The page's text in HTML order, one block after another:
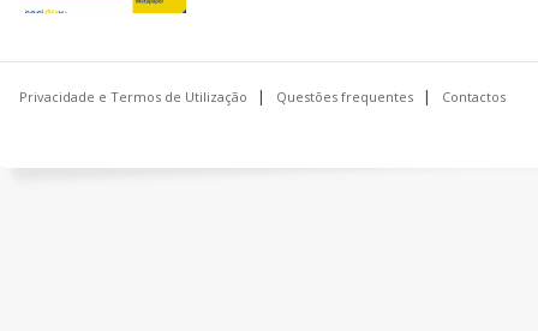
Privacidade e Termos de Utilização Questões frequentes Contactos